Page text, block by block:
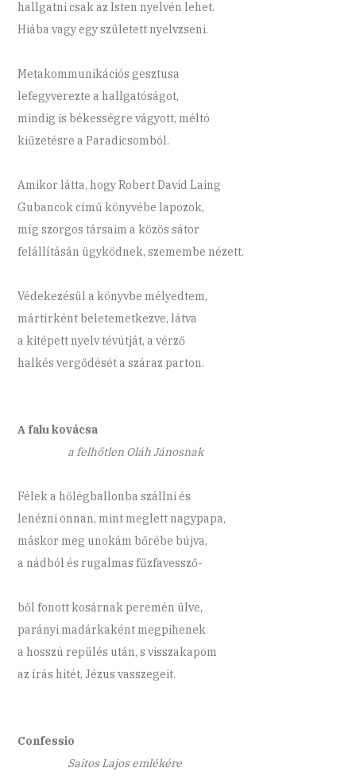
hallgatni csak az Isten nyelvén lehet.
Hiába vagy egy született nyelvzseni.
Metakommunikációs gesztusa
lefegyverezte a hallgatóságot,
mindig is békességre vágyott, méltó
kiűzetésre a Paradicsomból.
Amikor látta, hogy Robert David Laing
Gubancok című könyvébe lapozok,
míg szorgos társaim a közös sátor
felállításán ügyködnek, szemembe nézett.
Védekezésül a könyvbe mélyedtem,
mártírként beletemetkezve, látva
a kitépett nyelv tévútját, a vérző
halkés vergődését a száraz parton.
A falu kovácsa
a felhőtlen Oláh Jánosnak
Félek a hőlégballonba szállni és
lenézni onnan, mint meglett nagypapa,
máskor meg unokám bőrébe bújva,
a nádból és rugalmas fűzfavessző-
ből fonott kosárnak peremén ülve,
parányi madárkaként megpihenek
a hosszú repülés után, s visszakapom
az írás hitét, Jézus vasszegeit.
Confessio
Saitos Lajos emlékére